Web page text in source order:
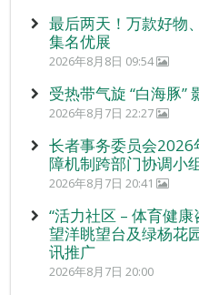
最后两天！万款好物
集名优展
2026年8月8日 09:54
受热带气旋 “白海豚
2026年8月7日 22:27
长者事务委员会2026
障机制跨部门协调小
2026年8月7日 20:41
“活力社区 – 体育健
望洋眺望台及绿杨花
讯推广
2026年8月7日 20:00